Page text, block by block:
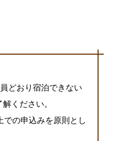
どおり宿泊できない
ください。
での申込みを原則とし